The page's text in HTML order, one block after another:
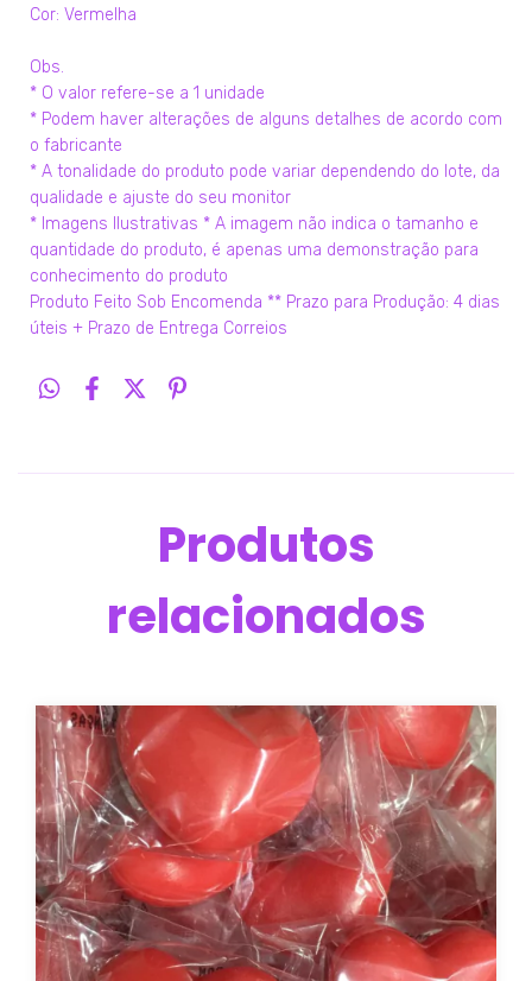
Cor: Vermelha
Obs.
* O valor refere-se a 1 unidade
* Podem haver alterações de alguns detalhes de acordo com
o fabricante
* A tonalidade do produto pode variar dependendo do lote, da
qualidade e ajuste do seu monitor
* Imagens Ilustrativas * A imagem não indica o tamanho e
quantidade do produto, é apenas uma demonstração para
conhecimento do produto
Produto Feito Sob Encomenda ** Prazo para Produção: 4 dias
úteis + Prazo de Entrega Correios
Produtos
relacionados